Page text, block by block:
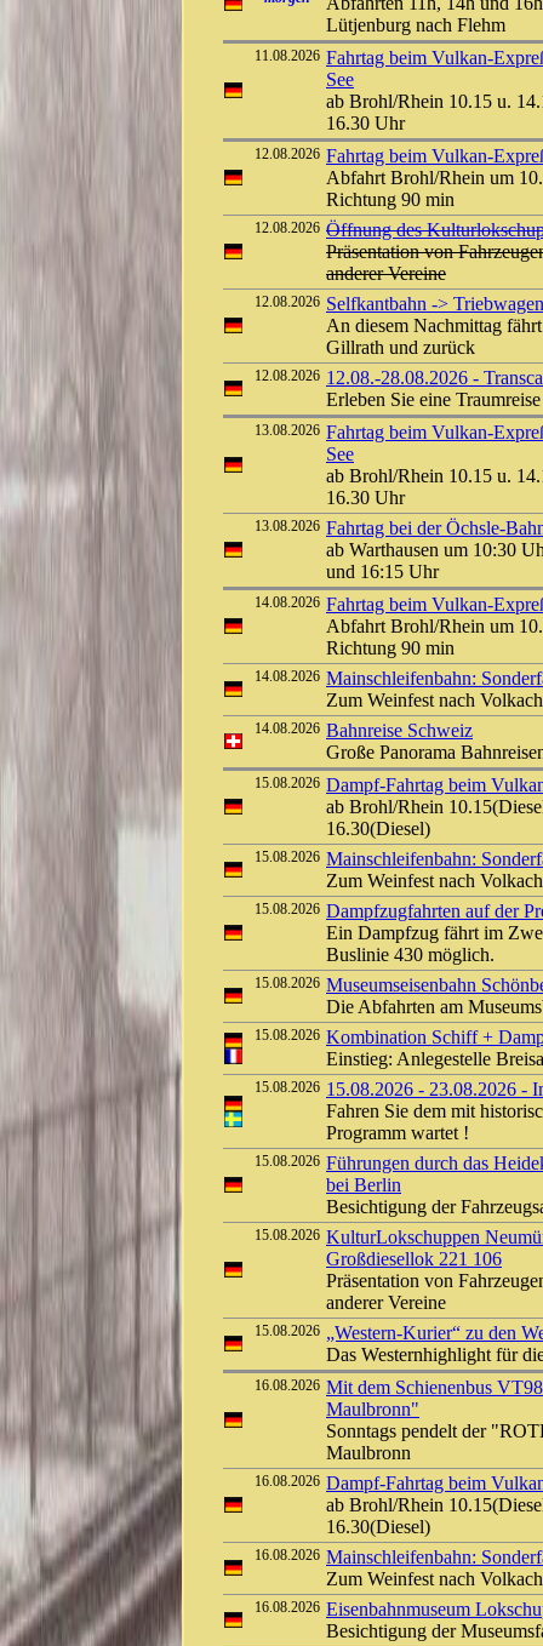
Lütjenburg nach Flehm
11.08.2026 Fahrtag beim Vulkan-
See
ab Brohl/Rhein 10.15 u.
16.30 Uhr
12.08.2026 Fahrtag beim Vulkan-
Abfahrt Brohl/Rhein um
Richtung 90 min
12.08.2026 Öffnung des
Präsentation von
anderer Vereine
12.08.2026 Selfkantbahn ->
An diesem Nachmittag
Gillrath und zurück
12.08.2026 12.08.-28.08.2026 -
Erleben Sie eine
13.08.2026 Fahrtag beim Vulkan-
See
ab Brohl/Rhein 10.15 u.
16.30 Uhr
13.08.2026 Fahrtag bei der Öchsle-
ab Warthausen um 10:30
und 16:15 Uhr
14.08.2026 Fahrtag beim Vulkan-
Abfahrt Brohl/Rhein um
Richtung 90 min
14.08.2026 Mainschleifenbahn:
Zum Weinfest nach
14.08.2026 Bahnreise Schweiz
Große Panorama
15.08.2026 Dampf-Fahrtag beim
ab Brohl/Rhein
16.30(Diesel)
15.08.2026 Mainschleifenbahn:
Zum Weinfest nach
15.08.2026 Dampfzugfahrten auf der
Ein Dampfzug fährt im
Buslinie 430 möglich.
15.08.2026 Museumseisenbahn
Die Abfahrten am
15.08.2026 Kombination Schiff +
Einstieg: Anlegestelle
15.08.2026 15.08.2026 - 23.08.2026 -
Fahren Sie dem mit
Programm wartet !
15.08.2026 Führungen durch das
bei Berlin
Besichtigung der
15.08.2026 KulturLokschuppen
Großdiesellok 221 106
Präsentation von
anderer Vereine
15.08.2026 „Western-Kurier“ zu den
Das Westernhighlight für
16.08.2026 Mit dem Schienenbus
Maulbronn"
Sonntags pendelt der
Maulbronn
16.08.2026 Dampf-Fahrtag beim
ab Brohl/Rhein
16.30(Diesel)
16.08.2026 Mainschleifenbahn:
Zum Weinfest nach
16.08.2026 Eisenbahnmuseum
Besichtigung der